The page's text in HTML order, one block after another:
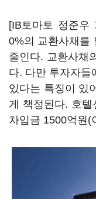
[IB토마토 정준우
0%의 교환사채를
줄인다. 교환사채
다. 다만 투자자들
있다는 특징이 있
게 책정된다. 호
차입금 1500억원(